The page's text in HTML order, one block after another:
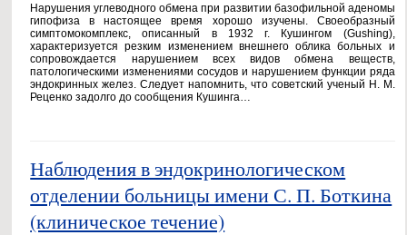
Нарушения углеводного обмена при развитии базофильной аденомы
гипофиза в настоящее время хорошо изучены. Своеобразный
симптомокомплекс, описанный в 1932 г. Кушингом (Gushing),
характеризуется резким изменением внешнего облика больных и
сопровождается нарушением всех видов обмена веществ,
патологическими изменениями сосудов и нарушением функции ряда
эндокринных желез. Следует напомнить, что советский ученый Н. М.
Реценко задолго до сообщения Кушинга…
Наблюдения в эндокринологическом
отделении больницы имени С. П. Боткина
(клиническое течение)